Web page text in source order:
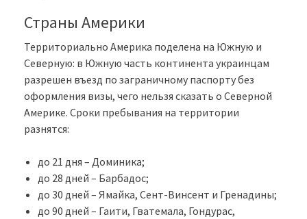
Страны Америки
Территориально Америка поделена на Южную и
Северную: в Южную часть континента украинцам
разрешен въезд по заграничному паспорту без
оформления визы, чего нельзя сказать о Северной
Америке. Сроки пребывания на территории
разнятся:
до 21 дня – Доминика;
до 28 дней – Барбадос;
до 30 дней – Ямайка, Сент-Винсент и Гренадины;
до 90 дней – Гаити, Гватемала, Гондурас,